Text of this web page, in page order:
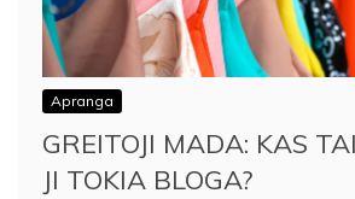
Apranga
GREITOJI MADA: KAS
JI TOKIA BLOGA?